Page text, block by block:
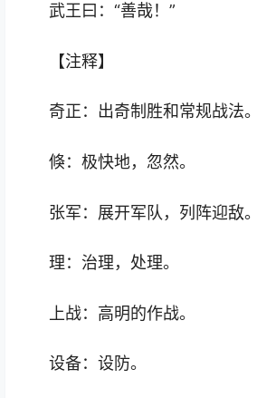
武王曰：“善哉！”
【注释】
奇正：出奇制胜和常规战法。
倏：极快地，忽然。
张军：展开军队，列阵迎敌。
理：治理，处理。
上战：高明的作战。
设备：设防。